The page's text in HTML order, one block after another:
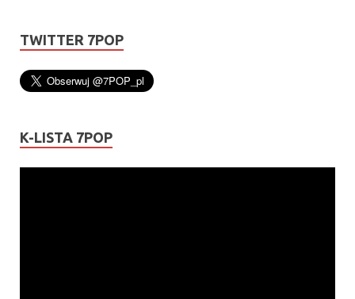
TWITTER 7POP
K-LISTA 7POP